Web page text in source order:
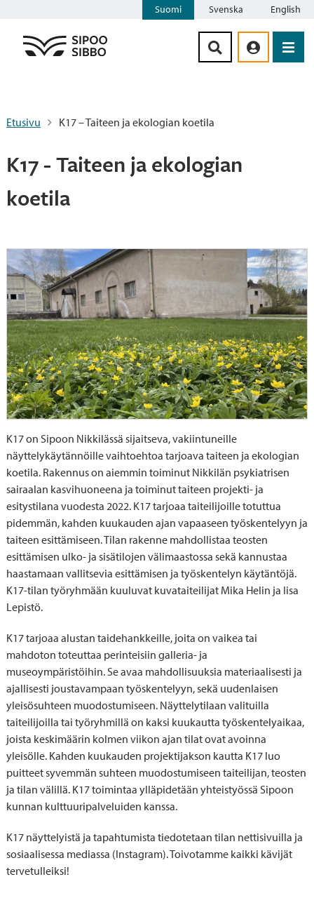
Suomi Svenska English
Etusivu K17 – Taiteen ja ekologian koetila
K17 - Taiteen ja ekologian
koetila
K17 on Sipoon Nikkilässä sijaitseva, vakiintuneille
näyttelykäytännöille vaihtoehtoa tarjoava taiteen ja ekologian
koetila. Rakennus on aiemmin toiminut Nikkilän psykiatrisen
sairaalan kasvihuoneena ja toiminut taiteen projekti- ja
esitystilana vuodesta 2022. K17 tarjoaa taiteilijoille totuttua
pidemmän, kahden kuukauden ajan vapaaseen työskentelyyn ja
taiteen esittämiseen. Tilan rakenne mahdollistaa teosten
esittämisen ulko- ja sisätilojen välimaastossa sekä kannustaa
haastamaan vallitsevia esittämisen ja työskentelyn käytäntöjä.
K17-tilan työryhmään kuuluvat kuvataiteilijat Mika Helin ja Iisa
Lepistö.
K17 tarjoaa alustan taidehankkeille, joita on vaikea tai
mahdoton toteuttaa perinteisiin galleria- ja
museoympäristöihin. Se avaa mahdollisuuksia materiaalisesti ja
ajallisesti joustavampaan työskentelyyn, sekä uudenlaisen
yleisösuhteen muodostumiseen. Näyttelytilaan valituilla
taiteilijoilla tai työryhmillä on kaksi kuukautta työskentelyaikaa,
joista keskimäärin kolmen viikon ajan tilat ovat avoinna
yleisölle. Kahden kuukauden projektijakson kautta K17 luo
puitteet syvemmän suhteen muodostumiseen taiteilijan, teosten
ja tilan välillä. K17 toimintaa ylläpidetään yhteistyössä Sipoon
kunnan kulttuuripalveluiden kanssa.
K17 näyttelyistä ja tapahtumista tiedotetaan tilan nettisivuilla ja
sosiaalisessa mediassa (Instagram). Toivotamme kaikki kävijät
tervetulleiksi!